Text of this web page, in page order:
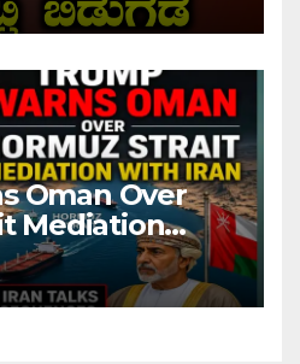
Oman Over
Mediation